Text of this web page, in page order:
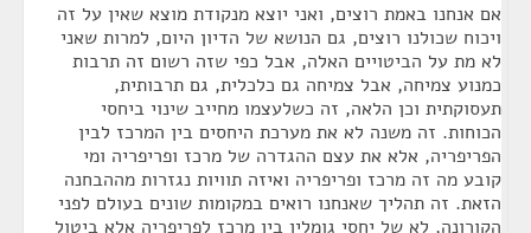
אם אנחנו באמת רוצים, ואני יוצא מנקודת מוצא שאין על זה
ויכוח שכולנו רוצים, גם הנושא של הדיון היום, למרות שאני
לא מת על הביטויים האלה, אבל כפי שזה רשום זה תרבות
כמנוע צמיחה, אבל צמיחה גם כלכלית, גם תרבותית,
תעסוקתית וכן הלאה, זה כשלעצמו מחייב שינוי ביחסי
הכוחות. זה משנה לא את מערכת היחסים בין המרכז לבין
הפריפריה, אלא את עצם ההגדרה של מרכז ופריפריה ומי
קובע מה זה מרכז ופריפריה ואיזה תוויות נגזרות מההבחנה
הזאת. זה תהליך שאנחנו רואים במקומות שונים בעולם לפני
הקורונה, לא של יחסי גומלין בין מרכז לפריפריה אלא ביטול